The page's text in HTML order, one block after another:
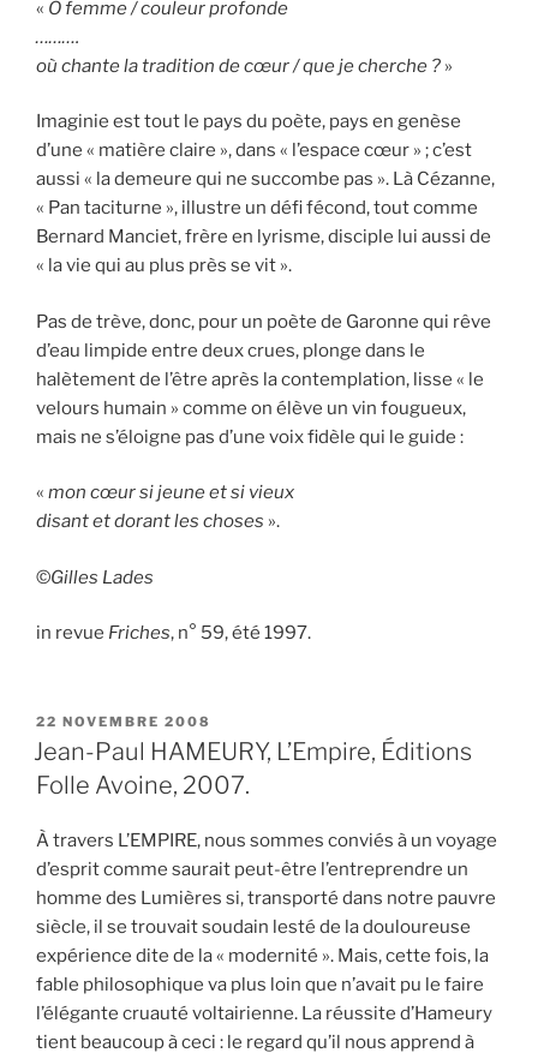
« O femme / couleur profonde
……….
où chante la tradition de cœur / que je cherche ? »
Imaginie est tout le pays du poète, pays en genèse
d’une « matière claire », dans « l’espace cœur » ; c’est
aussi « la demeure qui ne succombe pas ». Là Cézanne,
« Pan taciturne », illustre un défi fécond, tout comme
Bernard Manciet, frère en lyrisme, disciple lui aussi de
« la vie qui au plus près se vit ».
Pas de trève, donc, pour un poète de Garonne qui rêve
d’eau limpide entre deux crues, plonge dans le
halètement de l’être après la contemplation, lisse « le
velours humain » comme on élève un vin fougueux,
mais ne s’éloigne pas d’une voix fidèle qui le guide :
« mon cœur si jeune et si vieux
disant et dorant les choses ».
©Gilles Lades
in revue Friches, n° 59, été 1997.
PUBLIÉ
LE
22 NOVEMBRE 2008
Jean-Paul HAMEURY, L’Empire, Éditions
Folle Avoine, 2007.
À travers L’EMPIRE, nous sommes conviés à un voyage
d’esprit comme saurait peut-être l’entreprendre un
homme des Lumières si, transporté dans notre pauvre
siècle, il se trouvait soudain lesté de la douloureuse
expérience dite de la « modernité ». Mais, cette fois, la
fable philosophique va plus loin que n’avait pu le faire
l’élégante cruauté voltairienne. La réussite d’Hameury
tient beaucoup à ceci : le regard qu’il nous apprend à